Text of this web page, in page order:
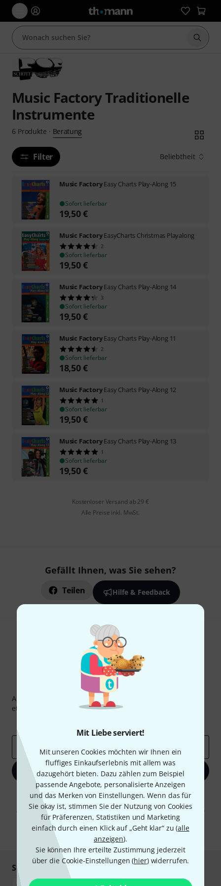
Mit Liebe serviert!
Mit unseren Cookies möchten wir Ihnen ein
fluffiges Einkaufserlebnis mit allem was
dazugehört bieten. Dazu zählen zum Beispiel
passende Angebote, personalisierte Anzeigen
und das Merken von Einstellungen. Wenn das für
Sie okay ist, stimmen Sie der Nutzung von Cookies
für Präferenzen, Statistiken und Marketing
einfach durch einen Klick auf „Geht klar“ zu (alle
anzeigen).
Sie können Ihre erteilte Zustimmung jederzeit
über die Cookie-Einstellungen (hier) widerrufen.
Suche
Music Factory Traditionelle
Instrumente
6 Produkte · Beratung
Filter Beliebtheit
Music FactoryEasy Charts Play-Along 15
Sofort lieferbar
19,50€
Music FactoryEasyCharts Christmas Playalong
2
Sofort lieferbar
19,50€
Music FactoryEasy Charts Play-Along 14
3
Sofort lieferbar
19,50€
Music FactoryEasy Charts Play-Along 11
2
Sofort lieferbar
18,50€
Music FactoryEasy Charts Play-Along 12
1
Sofort lieferbar
19,50€
Music FactoryEasy Charts Play-Along 13
1
Sofort lieferbar
19,50€
Kostenloser Versand ab 29 €
Alle Preise inkl. MwSt.
Gefällt Ihnen, was Sie sehen?
Teilen Hilfe & Feedback
Thomann Newsletter
Abonniere den Thomann Newsletter und gewinne mit
etwas Glück einen von50 Gutscheinen
E-Mail-Adresse
Jetzt anmelden
Mit Klick auf „Jetzt anmelden“ stimmen Sie dem Erhalt von E-Mail-
Werbung und einer Messung des E-Mail-Nutzungsverhaltens zu. Die
Abmeldung ist jederzeit möglich. Weitere Informationen finden Sie in
unserenDatenschutzhinweisen.
Sicher einkaufen & bezahlen